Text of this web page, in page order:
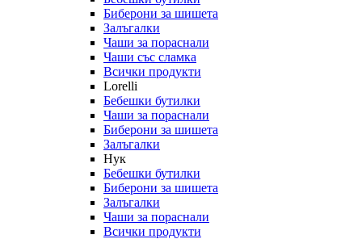
Биберони за шишета
Залъгалки
Чаши за пораснали
Чаши със сламка
Всички продукти
Lorelli
Бебешки бутилки
Чаши за пораснали
Биберони за шишета
Залъгалки
Нук
Бебешки бутилки
Биберони за шишета
Залъгалки
Чаши за пораснали
Всички продукти